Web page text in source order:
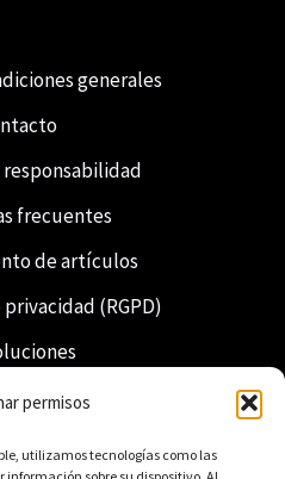
permisos
utilizamos tecnologías como las
generales
responsabilidad
frecuentes
de artículos
(RGPD)
entrega